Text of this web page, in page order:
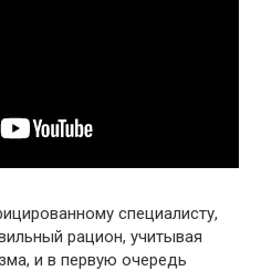
специалисту,
рацион, учитывая
и в первую очередь